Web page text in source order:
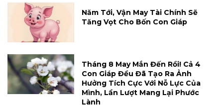
Năm Tới, Vận May Tài Chính Sẽ
Tăng Vọt Cho Bốn Con Giáp
Tháng 8 May Mắn Đến Rồi! Cả 4
Con Giáp Đều Đã Tạo Ra Ảnh
Hưởng Tích Cực Với Nỗ Lực Của
Mình, Lần Lượt Mang Lại Phước
Lành